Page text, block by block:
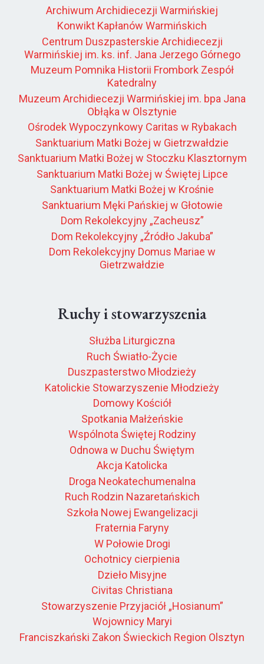
Archiwum Archidiecezji Warmińskiej
Konwikt Kapłanów Warmińskich
Centrum Duszpasterskie Archidiecezji
Warmińskiej im. ks. inf. Jana Jerzego Górnego
Muzeum Pomnika Historii Frombork Zespół
Katedralny
Muzeum Archidiecezji Warmińskiej im. bpa Jana
Obłąka w Olsztynie
Ośrodek Wypoczynkowy Caritas w Rybakach
Sanktuarium Matki Bożej w Gietrzwałdzie
Sanktuarium Matki Bożej w Stoczku Klasztornym
Sanktuarium Matki Bożej w Świętej Lipce
Sanktuarium Matki Bożej w Krośnie
Sanktuarium Męki Pańskiej w Głotowie
Dom Rekolekcyjny „Zacheusz”
Dom Rekolekcyjny „Źródło Jakuba”
Dom Rekolekcyjny Domus Mariae w
Gietrzwałdzie
Ruchy i stowarzyszenia
Służba Liturgiczna
Ruch Światło-Życie
Duszpasterstwo Młodzieży
Katolickie Stowarzyszenie Młodzieży
Domowy Kościół
Spotkania Małżeńskie
Wspólnota Świętej Rodziny
Odnowa w Duchu Świętym
Akcja Katolicka
Droga Neokatechumenalna
Ruch Rodzin Nazaretańskich
Szkoła Nowej Ewangelizacji
Fraternia Faryny
W Połowie Drogi
Ochotnicy cierpienia
Dzieło Misyjne
Civitas Christiana
Stowarzyszenie Przyjaciół „Hosianum”
Wojownicy Maryi
Franciszkański Zakon Świeckich Region Olsztyn